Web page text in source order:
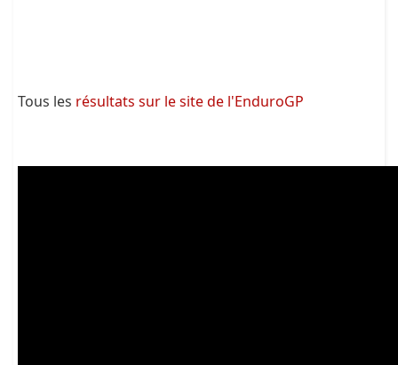
Tous les résultats sur le site de l'EnduroGP